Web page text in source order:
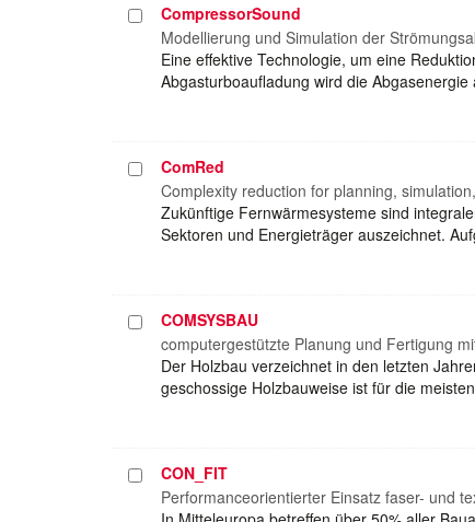
Projekt
auswählen
CompressorSound
Modellierung und Simulation der
Eine effektive Technologie, um eine
Abgasturboaufladung wird die
Projekt
auswählen
ComRed
Complexity reduction for planning,
Zukünftige Fernwärmesysteme sind
Sektoren und Energieträger auszeichnet.
Projekt
auswählen
COMSYSBAU
computergestützte Planung und Fertigung
Der Holzbau verzeichnet in den letzten
geschossige Holzbauweise ist für die
Projekt
auswählen
CON_FIT
Performanceorientierter Einsatz faser- und